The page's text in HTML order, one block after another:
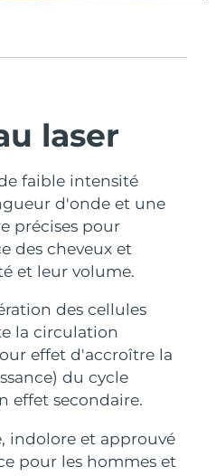
laser
faible intensité
d'onde et une
précises pour
des cheveux et
et leur volume.
des cellules
la circulation
effet d'accroître la
du cycle
effet secondaire.
indolore et approuvé
pour les hommes et